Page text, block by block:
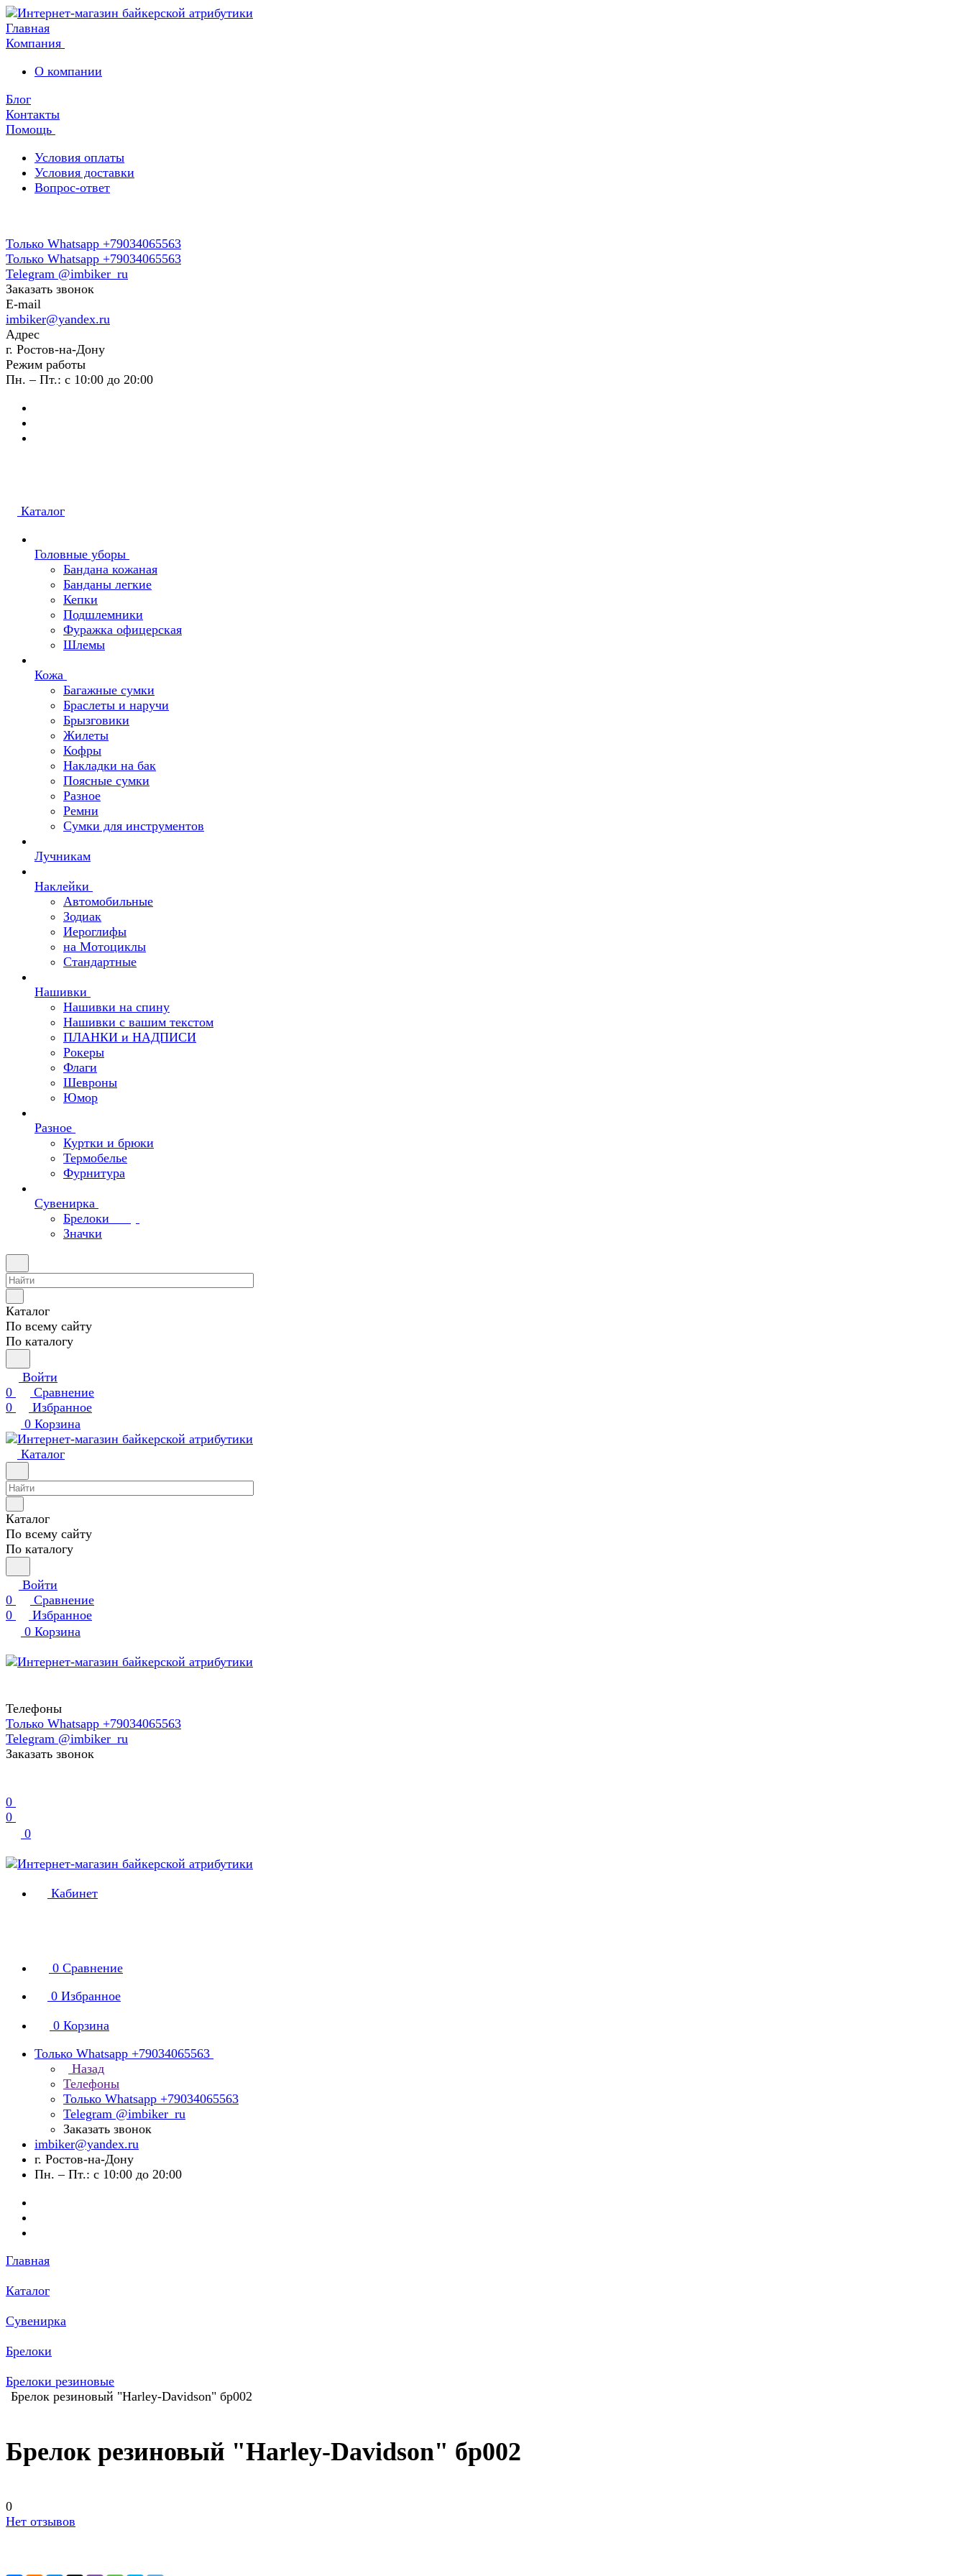
Главная
Компания
О компании
Блог
Контакты
Помощь
Условия оплаты
Условия доставки
Вопрос-ответ
Только Whatsapp +79034065563
Только Whatsapp +79034065563
Telegram @imbiker_ru
Заказать звонок
E-mail
imbiker@yandex.ru
Адрес
г. Ростов-на-Дону
Режим работы
Пн. – Пт.: с 10:00 до 20:00
Каталог
Головные уборы
Бандана кожаная
Банданы легкие
Кепки
Подшлемники
Фуражка офицерская
Шлемы
Кожа
Багажные сумки
Браслеты и наручи
Брызговики
Жилеты
Кофры
Накладки на бак
Поясные сумки
Разное
Ремни
Сумки для инструментов
Лучникам
Наклейки
Автомобильные
Зодиак
Иероглифы
на Мотоциклы
Стандартные
Нашивки
Нашивки на спину
Нашивки с вашим текстом
ПЛАНКИ и НАДПИСИ
Рокеры
Флаги
Шевроны
Юмор
Разное
Куртки и брюки
Термобелье
Фурнитура
Сувенирка
Брелоки
Значки
Каталог
По всему сайту
По каталогу
Войти
0
Сравнение
0
Избранное
0 Корзина
Каталог
Каталог
По всему сайту
По каталогу
Войти
0
Сравнение
0
Избранное
0 Корзина
Телефоны
Только Whatsapp +79034065563
Telegram @imbiker_ru
Заказать звонок
0
0
0
Кабинет
0 Сравнение
0 Избранное
0 Корзина
Только Whatsapp +79034065563
Назад
Телефоны
Только Whatsapp +79034065563
Telegram @imbiker_ru
Заказать звонок
imbiker@yandex.ru
г. Ростов-на-Дону
Пн. – Пт.: с 10:00 до 20:00
Главная
Каталог
Сувенирка
Брелоки
Брелоки резиновые
Брелок резиновый "Harley-Davidson" бр002
Брелок резиновый "Harley-Davidson" бр002
0
Нет отзывов